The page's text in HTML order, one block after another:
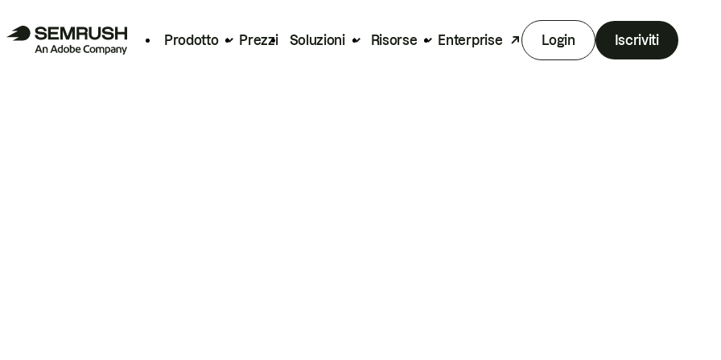
Prodotto Prezzi Soluzioni Risorse Enterprise Login Iscriviti